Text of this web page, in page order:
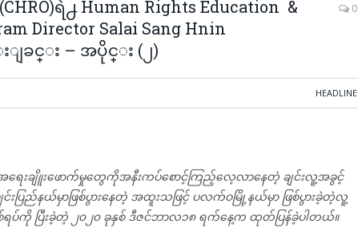
ရဲ႕ Human Rights Education &
Director Salai Sang Hnin
ခင္း – အပိုင္း (၂)
0
HEADLINE
ရေးချိူးဖောက်မှုတွေကိုအနီးကပ်စောင့်ကြည့်လေ့လာနေတဲ့ ချင်းလူ့အခွင့်
င်းပြည်နယ်မှာဖြစ်ပွားနေတဲ့ အထူးသဖြင့် ပလက်ဝမြို့နယ်မှာ ဖြစ်ပွားခဲ့တဲ့လူ့
ပ်ကို ပြီးခဲ့တဲ့ ၂၀၂၀ ခုနှစ် ဒီဇင်ဘာလ၁၈ ရက်နေ့က ထုတ်ပြန်ခဲ့ပါတယ်။